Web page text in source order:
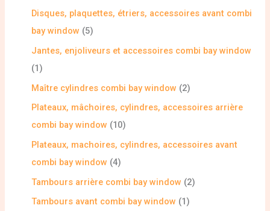
Disques, plaquettes, étriers, accessoires avant combi
bay window
5
Jantes, enjoliveurs et accessoires combi bay window
1
Maître cylindres combi bay window
2
Plateaux, mâchoires, cylindres, accessoires arrière
combi bay window
10
Plateaux, machoires, cylindres, accessoires avant
combi bay window 4
Tambours arrière combi bay window
2
Tambours avant combi bay window
1